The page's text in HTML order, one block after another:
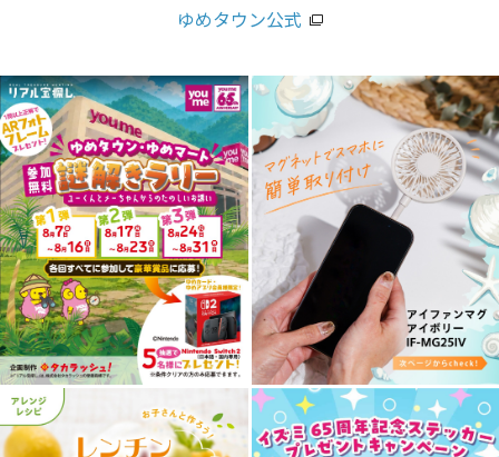
ゆめタウン公式